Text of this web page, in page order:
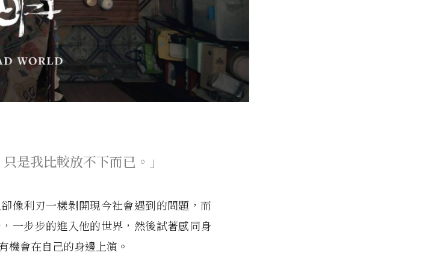
是我比較放不下而已。」
像利刃一樣剝開現今社會遇到的問題，而
一步步的進入他的世界，然後試著感同身
機會在自己的身邊上演。